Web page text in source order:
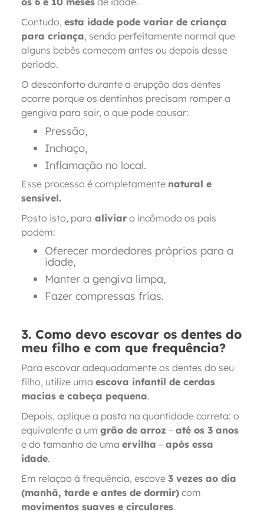
Contudo, esta idade pode variar de criança
para criança, sendo perfeitamente normal que
alguns bebês comecem antes ou depois desse
período.
O desconforto durante a erupção dos dentes
ocorre porque os dentinhos precisam romper a
gengiva para sair, o que pode causar:
Pressão,
Inchaço,
Inflamação no local.
Esse processo é completamente natural e
sensível.
Posto isto, para aliviar o incômodo os pais
podem:
Oferecer mordedores próprios para a
idade,
Manter a gengiva limpa,
Fazer compressas frias.
3. Como devo escovar os dentes do
meu filho e com que frequência?
Para escovar adequadamente os dentes do seu
filho, utilize uma escova infantil de cerdas
macias e cabeça pequena.
Depois, aplique a pasta na quantidade correta: o
equivalente a um grão de arroz – até os 3 anos
e do tamanho de uma ervilha – após essa
idade.
Em relaçao à frequência, escove 3 vezes ao dia
(manhã, tarde e antes de dormir) com
movimentos suaves e circulares.